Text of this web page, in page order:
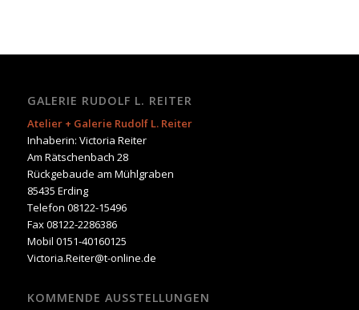
GALERIE RUDOLF L. REITER
Atelier + Galerie Rudolf L. Reiter
Inhaberin: Victoria Reiter
Am Rätschenbach 28
Rückgebaude am Mühlgraben
85435 Erding
Telefon 08122-15496
Fax 08122-2286386
Mobil 0151-40160125
Victoria.Reiter@t-online.de
KOMMENDE AUSSTELLUNGEN